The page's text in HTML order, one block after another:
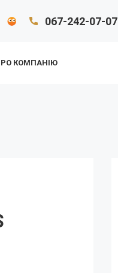
067-242-07-07
КОМПАНІЮ